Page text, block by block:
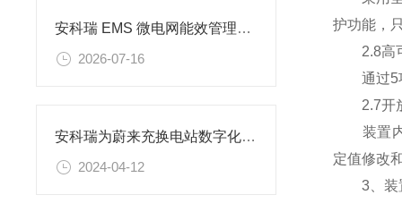
安科瑞 EMS 微电网能效管理平台助力信创国产替代攻坚
2026-07-16
安科瑞为蔚来充换电站数字化运维提供解决方案
2024-04-12
护功能，
2.8高
通过5项
2.7开
装置内
定值修改
3、装